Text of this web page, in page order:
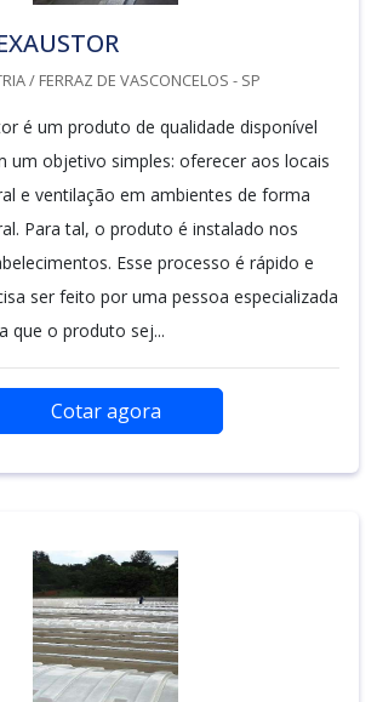
/ FERRAZ DE VASCONCELOS - SP
é um produto de qualidade disponível
um objetivo simples: oferecer aos locais
e ventilação em ambientes de forma
Para tal, o produto é instalado nos
Esse processo é rápido e
ser feito por uma pessoa especializada
que o produto sej...
Cotar agora